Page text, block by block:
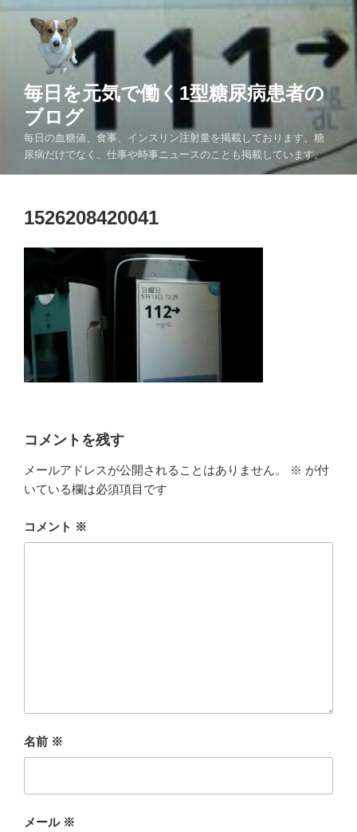
毎日を元気で働く1型糖尿病患者の
ブログ
毎日の血糖値、食事、インスリン注射量を掲載しております。糖
尿病だけでなく、仕事や時事ニュースのことも掲載しています。
1526208420041
コメントを残す
メールアドレスが公開されることはありません。 ※ が付
いている欄は必須項目です
コメント ※
名前 ※
メール ※